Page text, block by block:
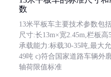
数
13米平板车主要技术参数包
尺寸:长13m×宽2.45m,栏板高
承载能力:标载30-35吨,最大
49吨 c)符合国家道路车辆外
轴荷限值标准